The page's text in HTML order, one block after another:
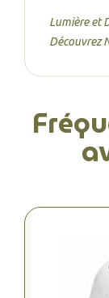
Lumière et
Découvrez